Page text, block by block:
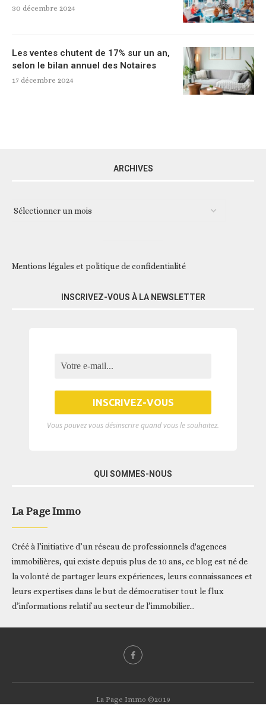
30 décembre 2024
Les ventes chutent de 17% sur un an,
selon le bilan annuel des Notaires
17 décembre 2024
ARCHIVES
Mentions légales et politique de confidentialité
INSCRIVEZ-VOUS À LA NEWSLETTER
Vous pouvez vous désinscrire quand vous le souhaitez.
QUI SOMMES-NOUS
La Page Immo
Créé à l’initiative d’un réseau de professionnels d'agences
immobilières, qui existe depuis plus de 10 ans, ce blog est né de
la volonté de partager leurs expériences, leurs connaissances et
leurs expertises dans le but de démocratiser tout le flux
d’informations relatif au secteur de l’immobilier...
La Page Immo ©2019